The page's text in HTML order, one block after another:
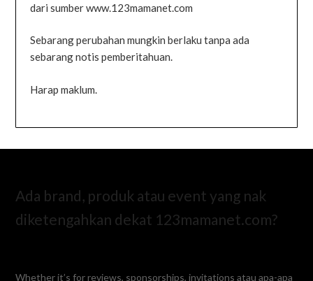
dari sumber www.123mamanet.com
Sebarang perubahan mungkin berlaku tanpa ada
sebarang notis pemberitahuan.
Harap maklum.
Ada brand, produk atau event yang nak
diketengahkan dekat 123mamanet.com?
Whether it’s for reviews, sponsorships, invitations atau apa-apa